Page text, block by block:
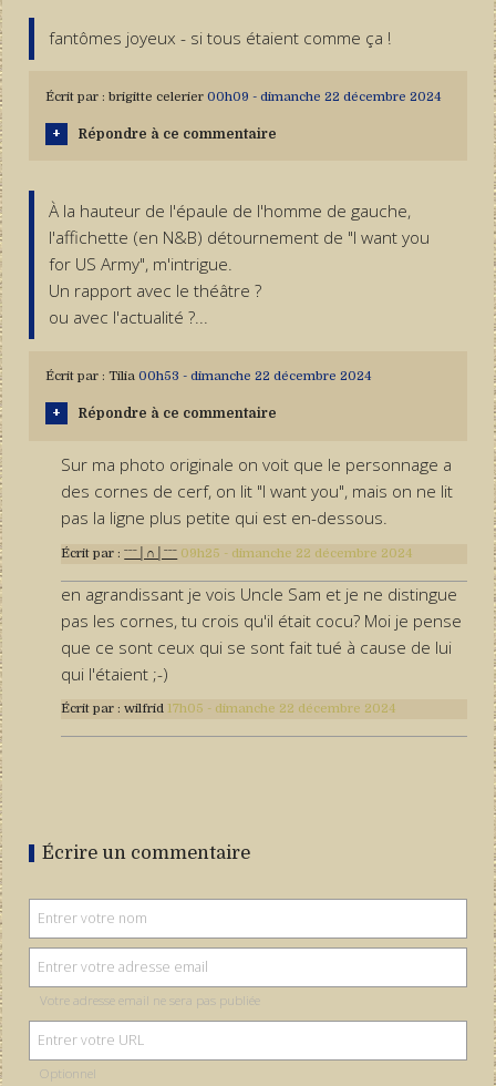
fantômes joyeux - si tous étaient comme ça !
Écrit par : brigitte celerier 00h09 - dimanche 22 décembre 2024
Répondre à ce commentaire
À la hauteur de l'épaule de l'homme de gauche,
l'affichette (en N&B) détournement de "I want you
for US Army", m'intrigue.
Un rapport avec le théâtre ?
ou avec l'actualité ?...
Écrit par : Tilia 00h53 - dimanche 22 décembre 2024
Répondre à ce commentaire
Sur ma photo originale on voit que le personnage a
des cornes de cerf, on lit "I want you", mais on ne lit
pas la ligne plus petite qui est en-dessous.
Écrit par :ˉˉˉ│∩│ˉˉˉ 09h25 - dimanche 22 décembre 2024
en agrandissant je vois Uncle Sam et je ne distingue
pas les cornes, tu crois qu'il était cocu? Moi je pense
que ce sont ceux qui se sont fait tué à cause de lui
qui l'étaient ;-)
Écrit par :wilfrid 17h05 - dimanche 22 décembre 2024
Écrire un commentaire
Votre adresse email ne sera pas publiée
Optionnel